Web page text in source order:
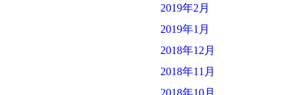
2019年2月
2019年1月
2018年12月
2018年11月
2018年10月